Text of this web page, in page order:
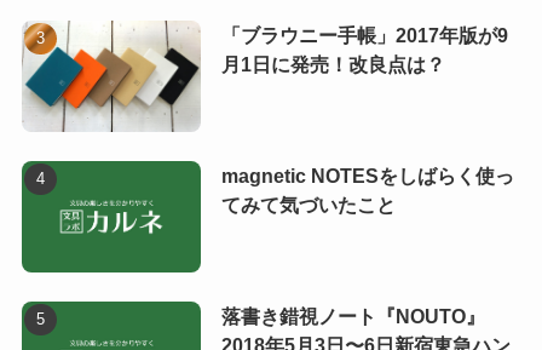
「ブラウニー手帳」2017年版が9
月1日に発売！改良点は？
magnetic NOTESをしばらく使っ
てみて気づいたこと
落書き錯視ノート『NOUTO』
2018年5月3日〜6日新宿東急ハン